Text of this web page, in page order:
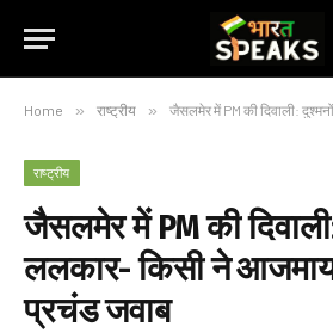
Home » राष्ट्रीय » जैसलमेर में PM की दिवाली: दुश्मनों को
राष्ट्रीय
जैसलमेर में PM की
ललकार- किसी ने
प्रचंड जवाब